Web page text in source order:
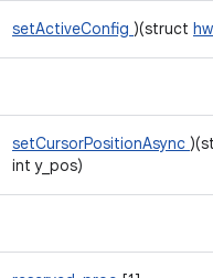
setActiveConfig )(struct
setCursorPositionAsync
int y_pos)